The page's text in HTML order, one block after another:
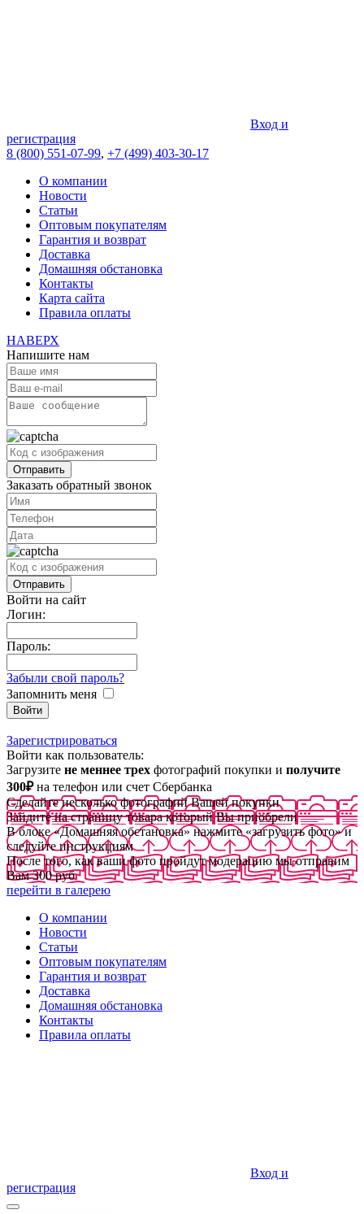
Вход и
регистрация
8 (800) 551-07-99, +7 (499) 403-30-17
О компании
Новости
Статьи
Оптовым покупателям
Гарантия и возврат
Доставка
Домашняя обстановка
Контакты
Карта сайта
Правила оплаты
НАВЕРХ
Напишите нам
Заказать обратный звонок
Войти на сайт
Логин:
Пароль:
Забыли свой пароль?
Запомнить меня
Зарегистрироваться
Войти как пользователь:
Загрузите не меннее трех фотографий покупки и получите
300₽на телефон или счет Сбербанка
Сделайте несколько фотографий Вашей покупки
Зайдите на страницу товара который Вы приобрели
В блоке «Домашняя обстановка» нажмите «загрузить фото» и
следуйте инструкциям
После того, как ваши фото пройдут модерацию мы отправим
Вам 300 руб
перейти в галерею
О компании
Новости
Статьи
Оптовым покупателям
Гарантия и возврат
Доставка
Домашняя обстановка
Контакты
Правила оплаты
Вход и
регистрация